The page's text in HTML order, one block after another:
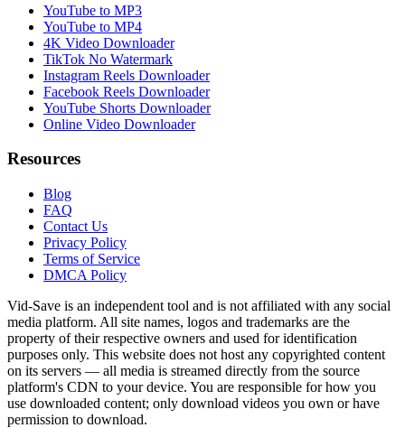
YouTube to MP3
YouTube to MP4
4K Video Downloader
TikTok No Watermark
Instagram Reels Downloader
Facebook Reels Downloader
YouTube Shorts Downloader
Online Video Downloader
Resources
Blog
FAQ
Contact Us
Privacy Policy
Terms of Service
DMCA Policy
Vid-Save is an independent tool and is not affiliated with any social
media platform. All site names, logos and trademarks are the
property of their respective owners and used for identification
purposes only. This website does not host any copyrighted content
on its servers — all media is streamed directly from the source
platform's CDN to your device. You are responsible for how you
use downloaded content; only download videos you own or have
permission to download.